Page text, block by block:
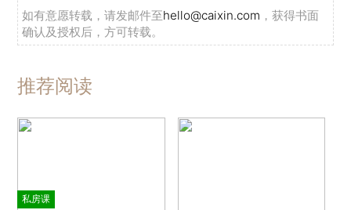
如有意愿转载，请发邮件至hello@caixin.com ，获得书面
确认及授权后，方可转载。
推荐阅读
私房课